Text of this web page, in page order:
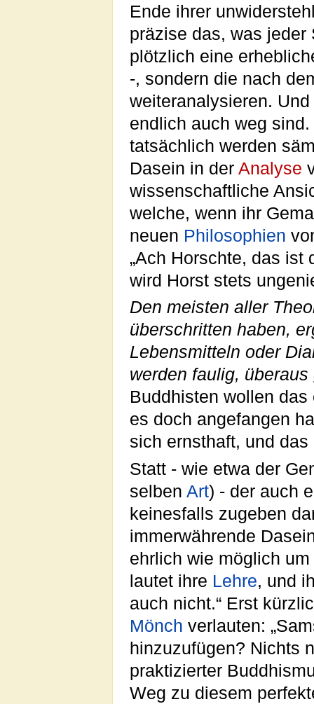
Ende ihrer
präzise das, was
plötzlich eine
-, sondern die nach
weiteranalysieren.
endlich auch weg
tatsächlich werden
Dasein in der Analyse
wissenschaftliche
welche, wenn ihr
neuen Philosophien
„Ach Horschte, das ist
wird Horst stets
Den meisten aller
überschritten haben,
Lebensmitteln oder
werden faulig,
Buddhisten wollen
es doch angefangen
sich ernsthaft, und
Statt - wie etwa der
selben Art) - der auch
keinesfalls zugeben
immerwährende
ehrlich wie möglich
lautet ihre Lehre, und
auch nicht.“ Erst
Mönch verlauten:
hinzuzufügen? Nichts
praktizierter
Weg zu diesem